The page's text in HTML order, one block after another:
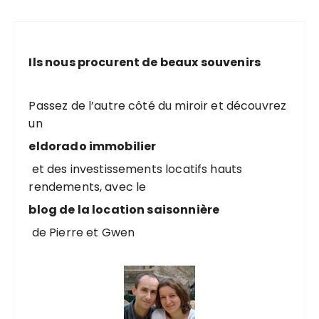
Ils nous procurent de beaux souvenirs
Passez de l’autre côté du miroir et découvrez
un
eldorado immobilier
et des investissements locatifs hauts
rendements, avec le
blog de la location saisonnière
de Pierre et Gwen